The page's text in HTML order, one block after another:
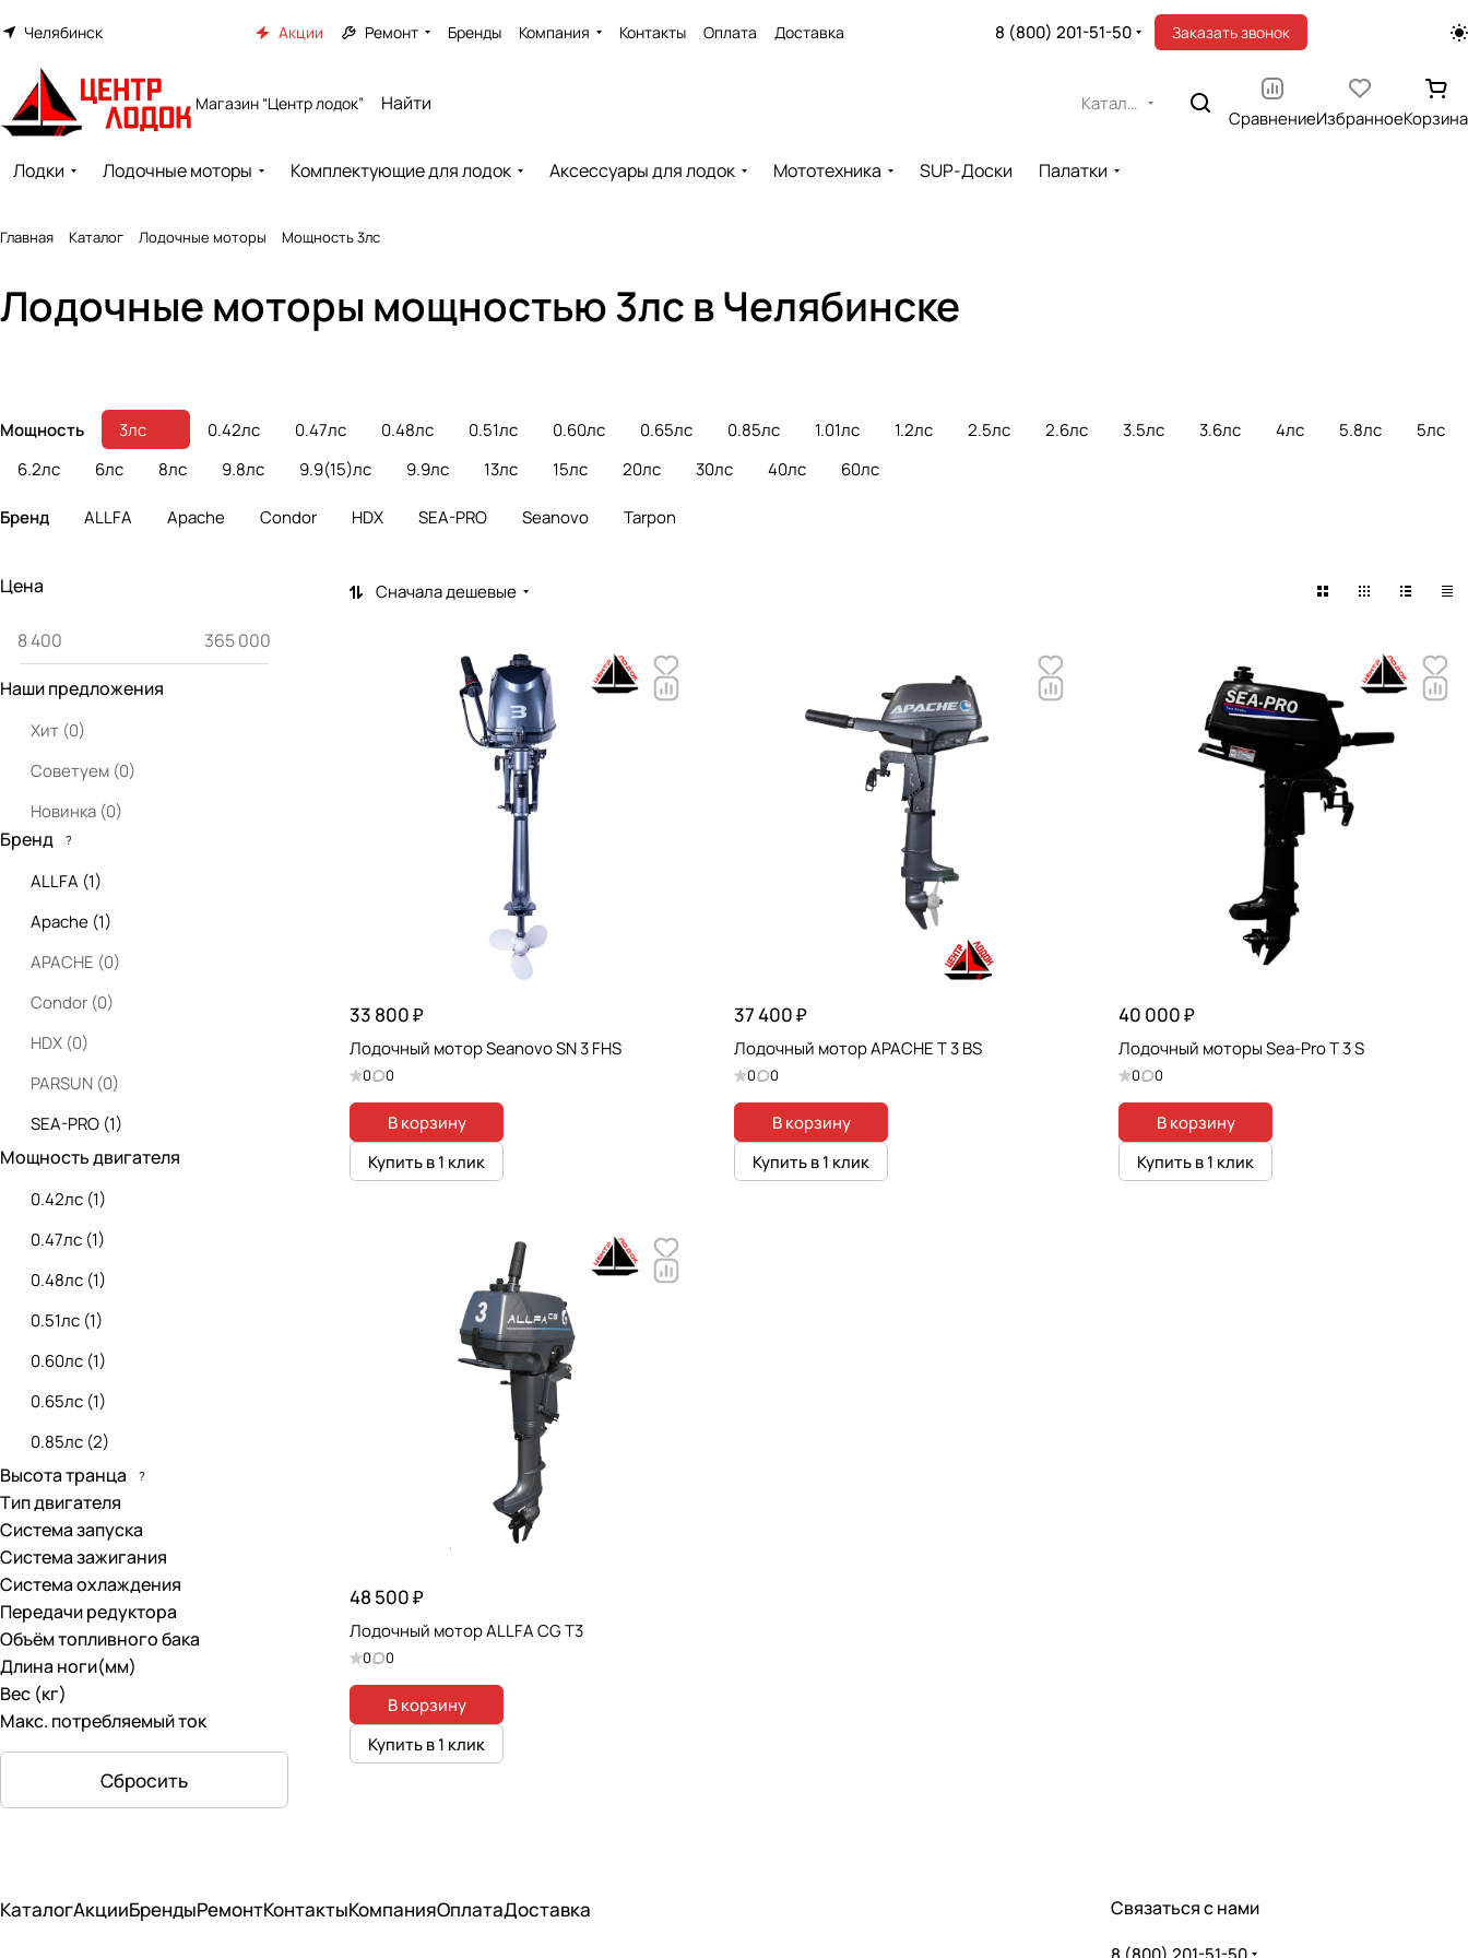
Челябинск Акции Ремонт Бренды Компания Контакты Оплата Доставка 8 (800) 201-51-50 Заказать звонок
Магазин “Центр лодок” Каталог
СравнениеИзбранноеКорзина
Лодки Лодочные моторы Комплектующие для лодок Аксессуары для лодок Мототехника SUP-Доски Палатки
Главная Каталог Лодочные моторы Мощность 3лс
Лодочные моторы мощностью 3лс в Челябинске
моторы
электромоторы
Мощность 0.42лс 0.47лс 0.48лс 0.51лс 0.60лс 0.65лс 0.85лс 1.01лс 1.2лс 2.5лс 2.6лс 3.5лс 3.6лс
3лс 4лс 5.8лс
5лс
6.2лс
6лс 8лс 9.8лс 9.9(15)лс 9.9лс 13лс 15лс 20лс 30лс 40лс 60лс
Бренд ALLFA Apache Condor HDX SEA-PRO Seanovo Tarpon
Сначала дешевые
33 800 ₽
Лодочный мотор Seanovo SN 3 FHS
0 0
В корзину
Купить в 1 клик
37 400 ₽
Лодочный мотор APACHE T 3 BS
0 0
В корзину
Купить в 1 клик
40 000 ₽
Лодочный моторы Sea-Pro T 3 S
0 0
В корзину
Купить в 1 клик
48 500 ₽
Лодочный мотор ALLFA CG T3
0 0
В корзину
Купить в 1 клик
Цена
Наши предложения
Хит (0)
Советуем (0)
Новинка (0)
Бренд ?
ALLFA (1)
Apache (1)
APACHE (0)
Condor (0)
HDX (0)
PARSUN (0)
SEA-PRO (1)
Seanovo(1)
Tarpon (0)
Мощность двигателя
0.42лс (1)
0.47лс (1)
0.48лс (1)
0.51лс (1)
0.60лс (1)
0.65лс (1)
0.85лс (2)
1.01лс(1)
1.2лс (1)
15 л.с.(1)
15лс(3)
2.5лс(2)
2.6лс
20лс(2)
3.6лс(1)
Высота транца ?
Тип двигателя
Система запуска
Система зажигания
Система охлаждения
Передачи редуктора
Объём топливного бака
Длина ноги(мм)
Вес (кг)
Макс. потребляемый ток
Сбросить
КаталогАкцииБрендыРемонтКонтактыКомпанияОплатаДоставка Связаться с нами